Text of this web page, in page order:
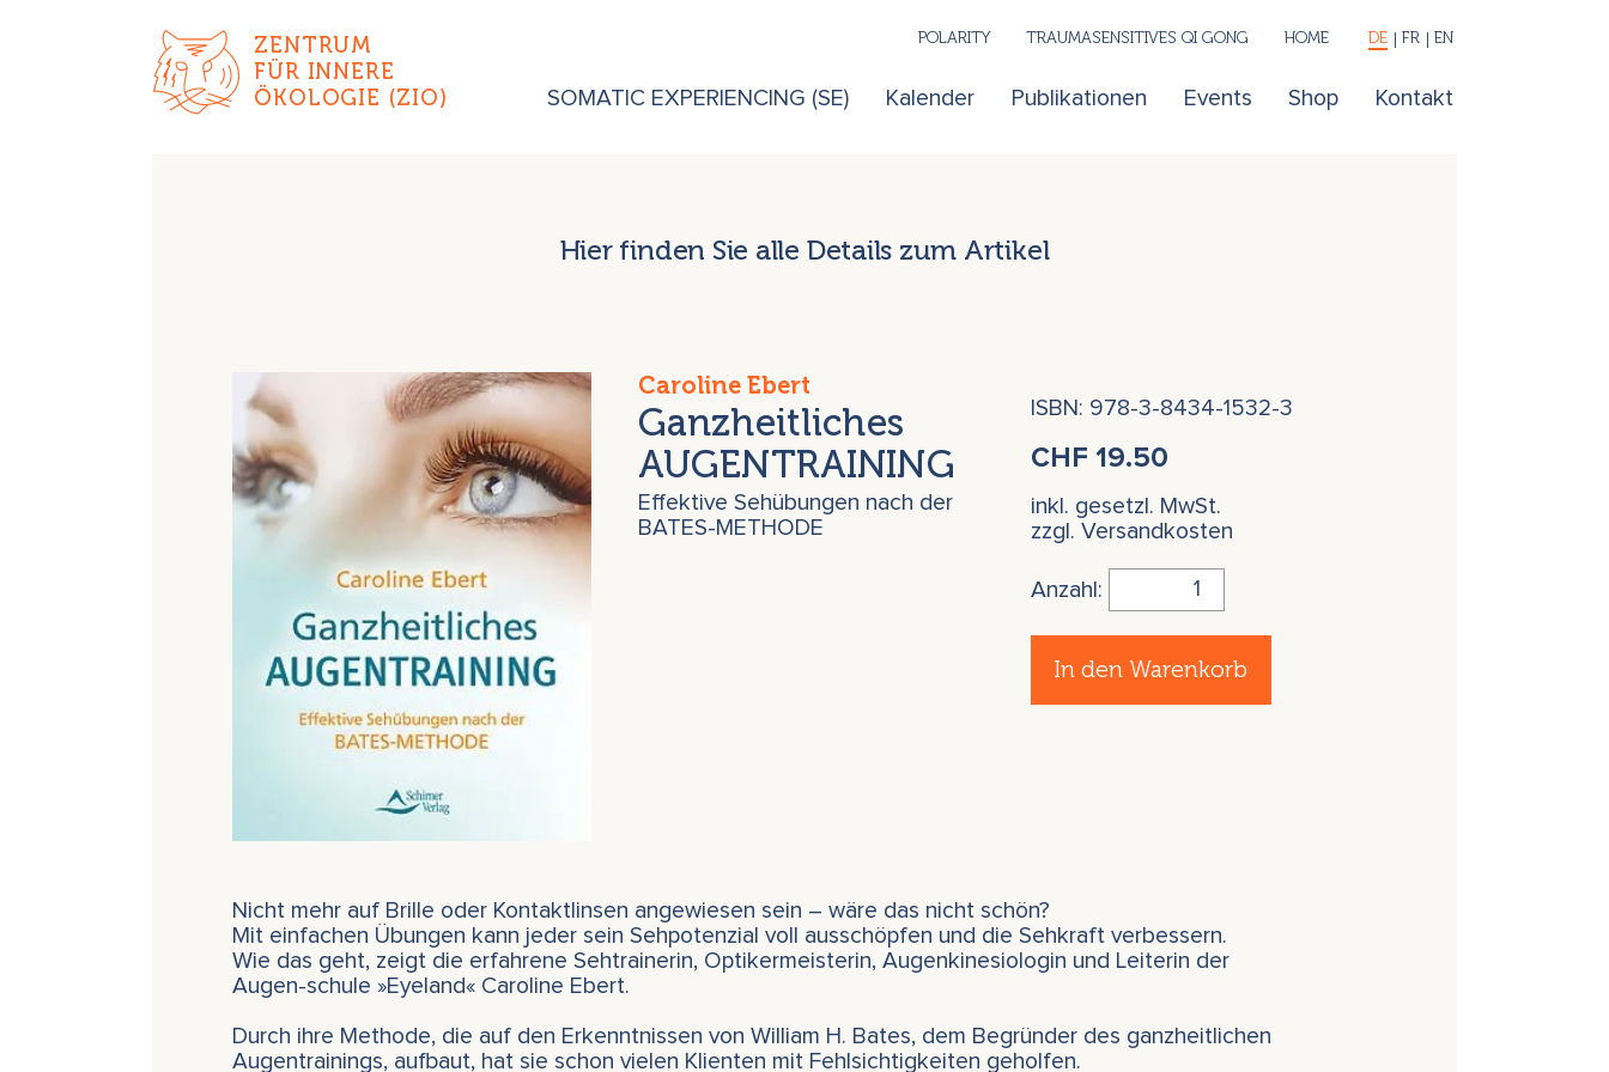
ZENTRUM
FÜR INNERE
ÖKOLOGIE (ZIO)
SOMATIC EXPERIENCING (SE) Kalender Publikationen Events Shop Kontakt
POLARITY TRAUMASENSITIVES QI GONG HOME DE FR EN
Hier finden Sie alle Details zum Artikel
Caroline Ebert
Ganzheitliches
AUGENTRAINING
Effektive Sehübungen nach der
BATES-METHODE
ISBN: 978-3-8434-1532-3
CHF 19.50
inkl. gesetzl. MwSt.
zzgl. Versandkosten
Anzahl:
In den Warenkorb
Nicht mehr auf Brille oder Kontaktlinsen angewiesen sein – wäre das nicht schön?
Mit einfachen Übungen kann jeder sein Sehpotenzial voll ausschöpfen und die Sehkraft verbessern.
Wie das geht, zeigt die erfahrene Sehtrainerin, Optikermeisterin, Augenkinesiologin und Leiterin der
Augen-schule »Eyeland« Caroline Ebert.
Durch ihre Methode, die auf den Erkenntnissen von William H. Bates, dem Begründer des ganzheitlichen
Augentrainings, aufbaut, hat sie schon vielen Klienten mit Fehlsichtigkeiten geholfen.